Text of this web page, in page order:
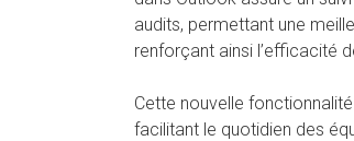
audits, permettant une
renforçant ainsi l’efficacité
Cette nouvelle
facilitant le quotidien des